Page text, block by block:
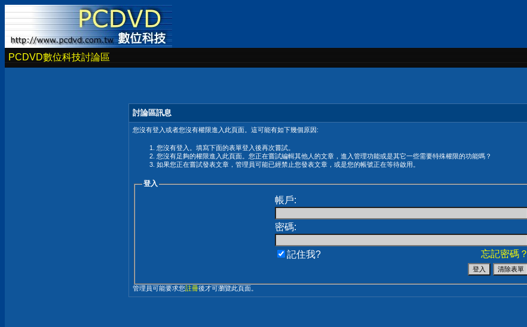
PCDVD數位科技討論區
討論區訊息
您沒有登入或者您沒有權限進入此頁面。這可能有如下幾個原因:
您沒有登入。填寫下面的表單登入後再次嘗試。
您沒有足夠的權限進入此頁面。您正在嘗試編輯其他人的文章，進入管理功能或是其它一些需要特殊權限的功能嗎？
如果您正在嘗試發表文章，管理員可能已經禁止您發表文章，或是您的帳號正在等待啟用。
登入
帳戶:
密碼:
忘記密碼？
記住我?
管理員可能要求您註冊後才可瀏覽此頁面。